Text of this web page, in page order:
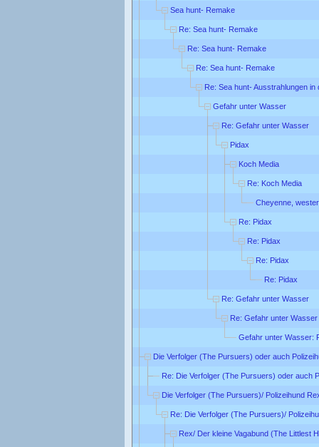
Sea hunt- Remake
Re: Sea hunt- Remake
Re: Sea hunt- Remake
Re: Sea hunt- Remake
Re: Sea hunt- Ausstrahlungen in
Gefahr unter Wasser
Re: Gefahr unter Wasser
Pidax
Koch Media
Re: Koch Media
Cheyenne,
Re: Pidax
Re: Pidax
Re: Pidax
Re: Pidax
Re: Gefahr unter Wasser
Re: Gefahr unter Wasser
Gefahr unter Wasser:
Die Verfolger (The Pursuers) oder auch
Re: Die Verfolger (The Pursuers) oder auch
Die Verfolger (The Pursuers)/ Polizeihund
Re: Die Verfolger (The Pursuers)/
Rex/ Der kleine Vagabund (The Littlest